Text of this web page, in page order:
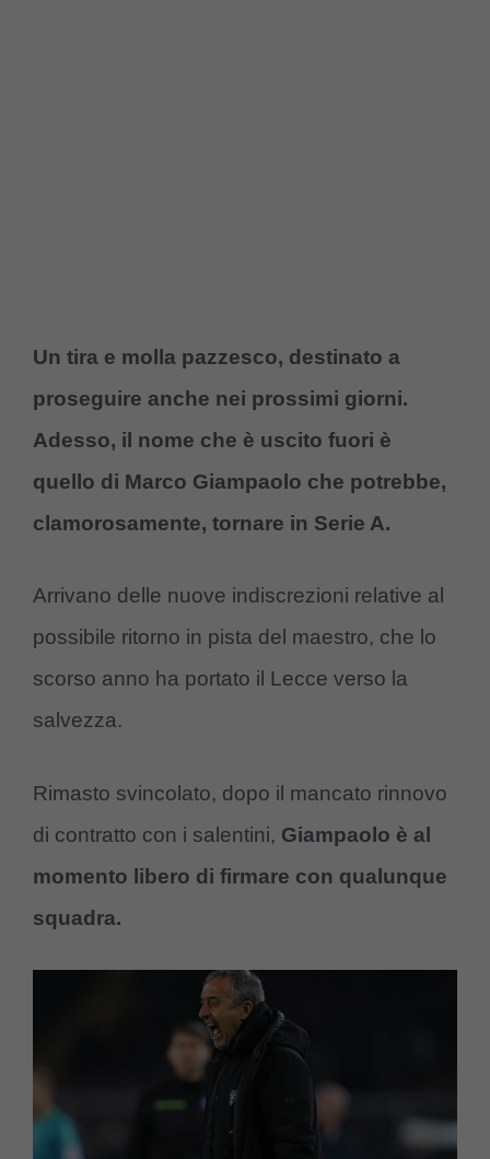
Un tira e molla pazzesco, destinato a
proseguire anche nei prossimi giorni.
Adesso, il nome che è uscito fuori è
quello di Marco Giampaolo che potrebbe,
clamorosamente, tornare in Serie A.
Arrivano delle nuove indiscrezioni relative al
possibile ritorno in pista del maestro, che lo
scorso anno ha portato il Lecce verso la
salvezza.
Rimasto svincolato, dopo il mancato rinnovo
di contratto con i salentini, Giampaolo è al
momento libero di firmare con qualunque
squadra.